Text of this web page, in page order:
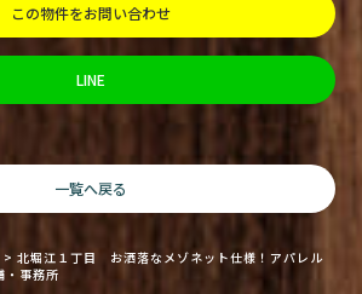
この物件をお問い合わせ
LINE
一覧へ戻る
>北堀江１丁目 お洒落なメゾネット仕様！アパレル
・事務所